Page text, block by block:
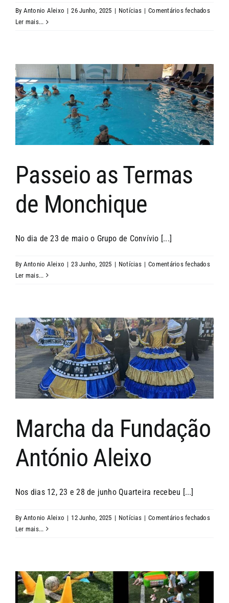
By Antonio Aleixo | 26 Junho, 2025 | Notícias | Comentários fechadosem
Ler mais...
Passeio as Termas
de Monchique
No dia de 23 de maio o Grupo de Convívio [...]
By Antonio Aleixo | 23 Junho, 2025 | Notícias | Comentários fechadosem
Ler mais...
Marcha da Fundação
António Aleixo
Nos dias 12, 23 e 28 de junho Quarteira recebeu [...]
By Antonio Aleixo | 12 Junho, 2025 | Notícias | Comentários fechadosem
Aleixo
Ler mais...